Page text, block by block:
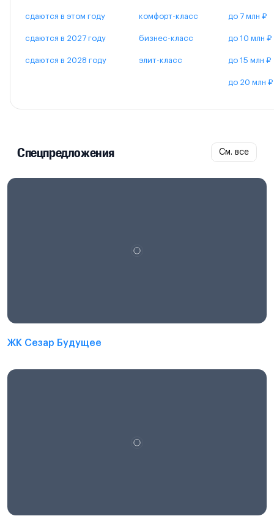
сдаются в этом году
сдаются в 2027 году
сдаются в 2028 году
комфорт-класс
бизнес-класс
элит-класс
до 7 млн ₽
до 10 млн ₽
до 15 млн ₽
до 20 млн ₽
Спецпредложения См. все
ЖК Сезар Будущее